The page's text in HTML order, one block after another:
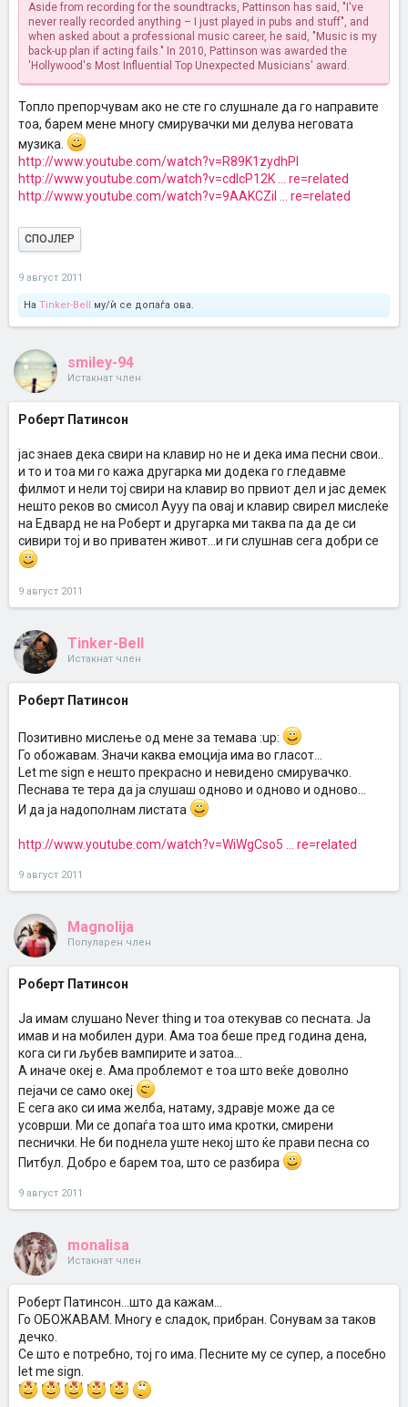
Aside from recording for the soundtracks, Pattinson has said, "I've
never really recorded anything – I just played in pubs and stuff", and
when asked about a professional music career, he said, "Music is my
back-up plan if acting fails." In 2010, Pattinson was awarded the
'Hollywood's Most Influential Top Unexpected Musicians' award.
Топло препорчувам ако не сте го слушнале да го направите
тоа, барем мене многу смирувачки ми делува неговата
музика.
http://www.youtube.com/watch?v=R89K1zydhPI
http://www.youtube.com/watch?v=cdIcP12K ... re=related
http://www.youtube.com/watch?v=9AAKCZiI ... re=related
СПОЈЛЕР
9 август 2011
На Tinker-Bell му/ѝ се допаѓа ова.
smiley-94
Истакнат член
Роберт Патинсон
јас знаев дека свири на клавир но не и дека има песни свои..
и то и тоа ми го кажа другарка ми додека го гледавме
филмот и нели тој свири на клавир во првиот дел и јас демек
нешто реков во смисол Аууу па овај и клавир свирел мислеќе
на Едвард не на Роберт и другарка ми таква па да де си
сивири тој и во приватен живот...и ги слушнав сега добри се
9 август 2011
Tinker-Bell
Истакнат член
Роберт Патинсон
Позитивно мислење од мене за темава :up:
Го обожавам. Значи каква емоција има во гласот...
Let me sign е нешто прекрасно и невидено смирувачко.
Песнава те тера да ја слушаш одново и одново и одново...
И да ја надополнам листата
http://www.youtube.com/watch?v=WiWgCso5 ... re=related
9 август 2011
Magnolija
Популарен член
Роберт Патинсон
Ја имам слушано Never thing и тоа отекував со песната. Ја
имав и на мобилен дури. Ама тоа беше пред година дена,
кога си ги љубев вампирите и затоа...
А иначе океј е. Ама проблемот е тоа што веќе доволно
пејачи се само океј
Е сега ако си има желба, натаму, здравје може да се
усоврши. Ми се допаѓа тоа што има кротки, смирени
песнички. Не би поднела уште некој што ќе прави песна со
Питбул. Добро е барем тоа, што се разбира
9 август 2011
monalisa
Истакнат член
Роберт Патинсон...што да кажам...
Го ОБОЖАВАМ. Многу е сладок, прибран. Сонувам за таков
дечко.
Се што е потребно, тој го има. Песните му се супер, а посебно
let me sign.